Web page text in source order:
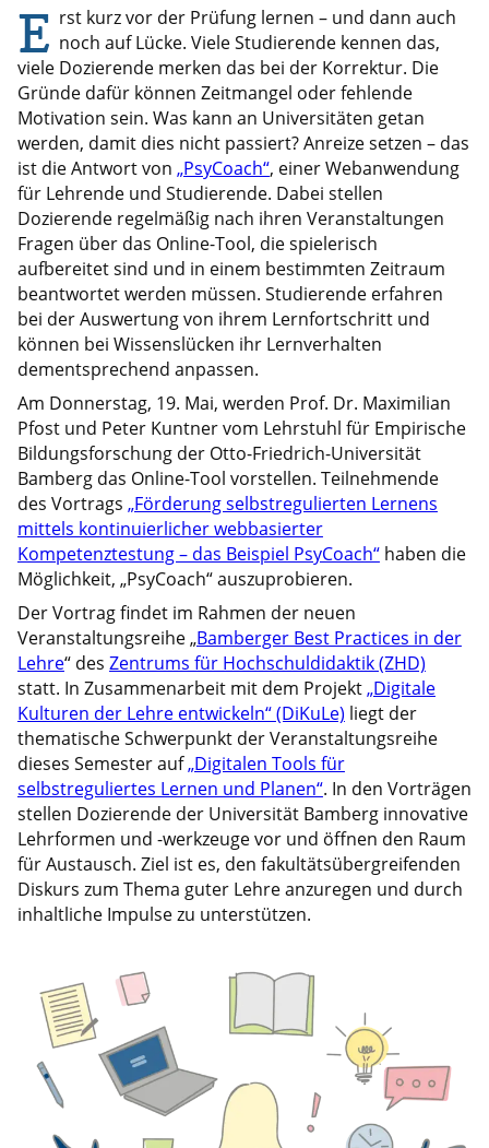
E rst kurz vor der Prüfung lernen – und dann auch
noch auf Lücke. Viele Studierende kennen das,
viele Dozierende merken das bei der Korrektur. Die
Gründe dafür können Zeitmangel oder fehlende
Motivation sein. Was kann an Universitäten getan
werden, damit dies nicht passiert? Anreize setzen – das
ist die Antwort von „PsyCoach“, einer Webanwendung
für Lehrende und Studierende. Dabei stellen
Dozierende regelmäßig nach ihren Veranstaltungen
Fragen über das Online-Tool, die spielerisch
aufbereitet sind und in einem bestimmten Zeitraum
beantwortet werden müssen. Studierende erfahren
bei der Auswertung von ihrem Lernfortschritt und
können bei Wissenslücken ihr Lernverhalten
dementsprechend anpassen.
Am Donnerstag, 19. Mai, werden Prof. Dr. Maximilian
Pfost und Peter Kuntner vom Lehrstuhl für Empirische
Bildungsforschung der Otto-Friedrich-Universität
Bamberg das Online-Tool vorstellen. Teilnehmende
des Vortrags „Förderung selbstregulierten Lernens
mittels kontinuierlicher webbasierter
Kompetenztestung – das Beispiel PsyCoach“haben die
Möglichkeit, „PsyCoach“ auszuprobieren.
Der Vortrag findet im Rahmen der neuen
Veranstaltungsreihe „Bamberger Best Practices in der
Lehre“ des Zentrums für Hochschuldidaktik (ZHD)
statt. In Zusammenarbeit mit dem Projekt„Digitale
Kulturen der Lehre entwickeln“ (DiKuLe) liegt der
thematische Schwerpunkt der Veranstaltungsreihe
dieses Semester auf„Digitalen Tools für
selbstreguliertes Lernen und Planen“. In den Vorträgen
stellen Dozierende der Universität Bamberg innovative
Lehrformen und -werkzeuge vor und öffnen den Raum
für Austausch. Ziel ist es, den fakultätsübergreifenden
Diskurs zum Thema guter Lehre anzuregen und durch
inhaltliche Impulse zu unterstützen.